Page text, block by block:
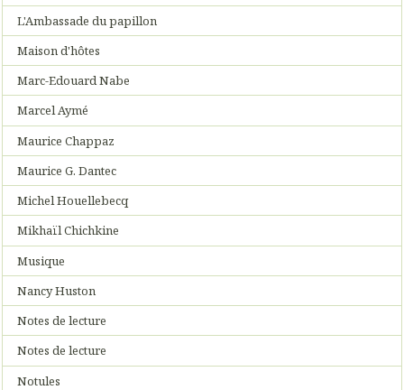
L'Ambassade du papillon
Maison d'hôtes
Marc-Edouard Nabe
Marcel Aymé
Maurice Chappaz
Maurice G. Dantec
Michel Houellebecq
Mikhaïl Chichkine
Musique
Nancy Huston
Notes de lecture
Notes de lecture
Notules